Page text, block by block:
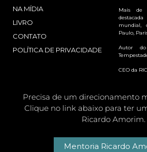
NA MÍDIA
LIVRO
CONTATO
POLÍTICA DE PRIVACIDADE
Mais de
mundial,
Paulo,
Autor
CEO da
Precisa de um direcionamento
Clique no link abaixo para ter
Ricardo Amorim.
Mentoria Ricardo